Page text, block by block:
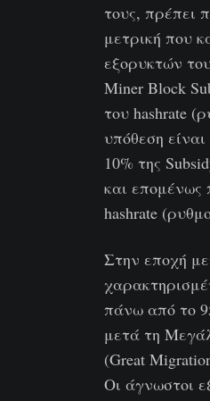
τους, πρέπει
μετρική που
εξορυκτών
Miner Block
του hashrate
υπόθεση
10% της
και επομένως
hashrate
Στην εποχή
πάνω από το
μετά τη
(Great
Οι άγνωστοι